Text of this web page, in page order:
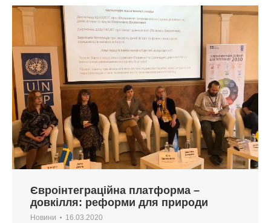
Євроінтеграційна платформа –
довкілля: реформи для природи
Новини 16.03.2020